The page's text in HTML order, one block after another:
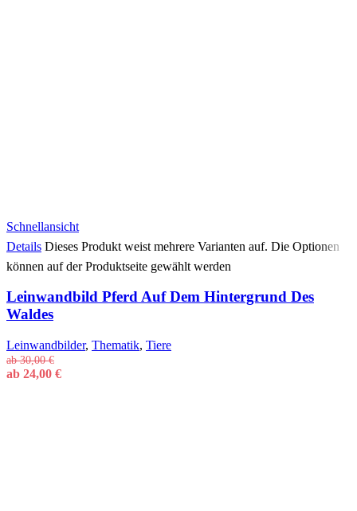
Schnellansicht
Details Dieses Produkt weist mehrere Varianten auf. Die Optionen
können auf der Produktseite gewählt werden
Leinwandbild Pferd Auf Dem Hintergrund Des
Waldes
Leinwandbilder, Thematik, Tiere
ab30,00€
ab 24,00 €